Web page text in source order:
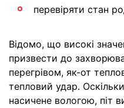
перевіряти стан
Відомо, що високі
призвести до
перегрівом, як-от
тепловий удар.
насичене вологою, піт